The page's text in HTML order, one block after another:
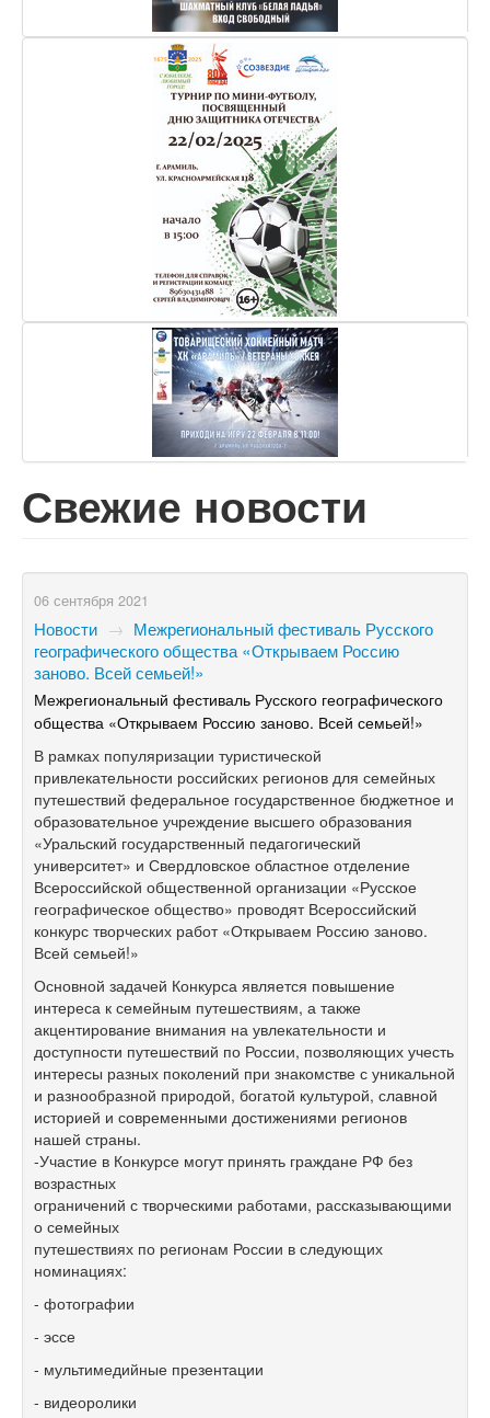
Свежие новости
06 сентября 2021
Новости → Межрегиональный фестиваль Русского
географического общества «Открываем Россию
заново. Всей семьей!»
Межрегиональный фестиваль Русского географического
общества «Открываем Россию заново. Всей семьей!»
В рамках популяризации туристической
привлекательности российских регионов для семейных
путешествий федеральное государственное бюджетное и
образовательное учреждение высшего образования
«Уральский государственный педагогический
университет» и Свердловское областное отделение
Всероссийской общественной организации «Русское
географическое общество» проводят Всероссийский
конкурс творческих работ «Открываем Россию заново.
Всей семьей!»
Основной задачей Конкурса является повышение
интереса к семейным путешествиям, а также
акцентирование внимания на увлекательности и
доступности путешествий по России, позволяющих учесть
интересы разных поколений при знакомстве с уникальной
и разнообразной природой, богатой культурой, славной
историей и современными достижениями регионов
нашей страны.
-Участие в Конкурсе могут принять граждане РФ без
возрастных
ограничений с творческими работами, рассказывающими
о семейных
путешествиях по регионам России в следующих
номинациях:
- фотографии
- эссе
- мультимедийные презентации
- видеоролики